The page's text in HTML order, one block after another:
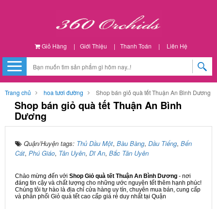
Giỏ Hàng | Giới Thiệu | Thanh Toán | Liên Hệ
Trang chủ hoa tươi đường Shop bán giỏ quà tết Thuận An Bình Dương
Shop bán giỏ quà tết Thuận An Bình
Dương
Quận/Huyện tags: Thủ Dầu Một, Bàu Bàng, Dầu Tiếng, Bến
Cát, Phú Giáo, Tân Uyên, Dĩ An, Bắc Tân Uyên
Chào mừng đến với Shop Giỏ quà tết Thuận An Bình Dương - nơi
đáng tin cậy và chất lượng cho những ước nguyện tết thêm hạnh phúc!
Chúng tôi tự hào là địa chỉ cửa hàng uy tín, chuyên mua bán, cung cấp
và phân phối Giỏ quà tết cao cấp giá rẻ duy nhất tại Quận